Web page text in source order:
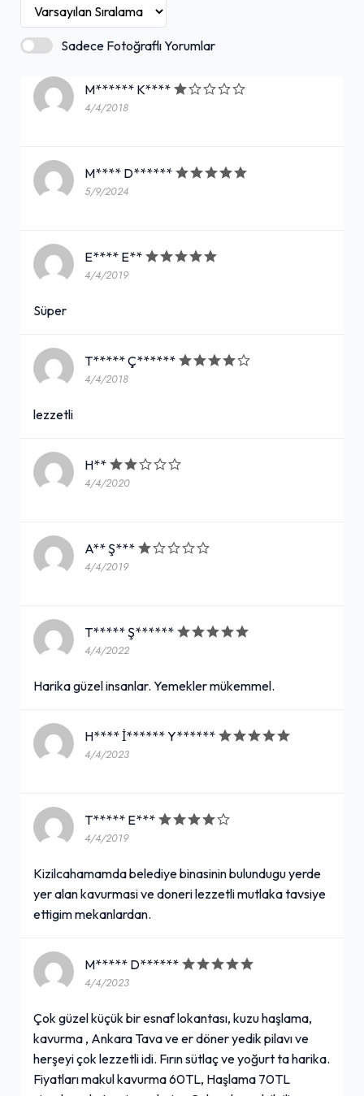
Sadece Fotoğraflı Yorumlar
M****** K****
4/4/2018
M**** D******
5/9/2024
E**** E**
4/4/2019
Süper
T***** Ç******
4/4/2018
lezzetli
H**
4/4/2020
A** Ş***
4/4/2019
T***** Ş******
4/4/2022
Harika güzel insanlar. Yemekler mükemmel.
H**** İ****** Y******
4/4/2023
T***** E***
4/4/2019
Kizilcahamamda belediye binasinin bulundugu yerde
yer alan kavurmasi ve doneri lezzetli mutlaka tavsiye
ettigim mekanlardan.
M***** D******
4/4/2023
Çok güzel küçük bir esnaf lokantası, kuzu haşlama,
kavurma , Ankara Tava ve er döner yedik pilavı ve
herşeyi çok lezzetli idi. Fırın sütlaç ve yoğurt ta harika.
Fiyatları makul kavurma 60TL, Haşlama 70TL